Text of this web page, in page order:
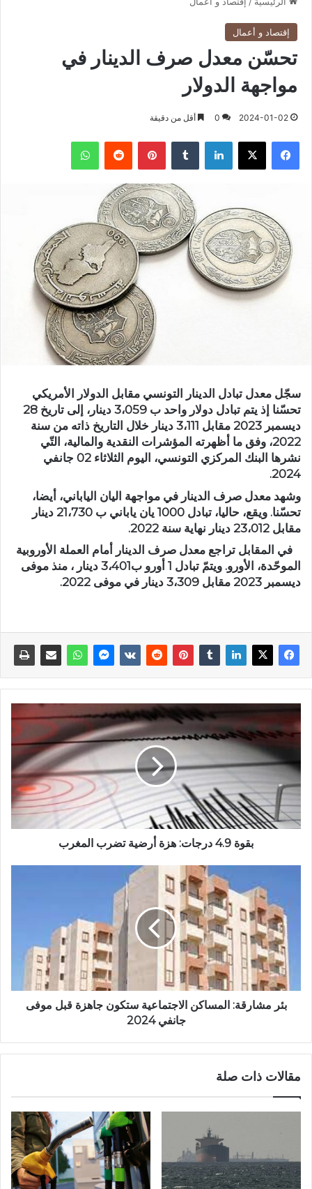
إقتصاد و أعمال
تحسّن معدل صرف الدينار في
مواجهة الدولار
2024-01-02
0 أقل من دقيقة
فيسبوك X لينكدإن بينتيريست واتساب
سجّل معدل تبادل الدينار التونسي مقابل الدولار الأمريكي
تحسّنا إذ يتم تبادل دولار واحد ب 3،059 دينار، إلى تاريخ 28
ديسمبر 2023 مقابل 3،111 دينار خلال التاريخ ذاته من سنة
2022، وفق ما أظهرته المؤشرات النقدية والمالية، التّي
نشرها البنك المركزي التونسي، اليوم الثلاثاء 02 جانفي
2024.
وشهد معدل صرف الدينار في مواجهة اليان الياباني، أيضا،
تحسّنا. ويقع، حاليا، تبادل 1000 يان ياباني ب 21،730 دينار
مقابل 23،012 دينار نهاية سنة 2022.
في المقابل تراجع معدل صرف الدينار أمام العملة الأوروبية
الموحّدة، الأورو. ويتمّ تبادل 1 أورو ب3،401 دينار ، منذ موفى
ديسمبر 2023 مقابل 3،309 دينار في موفى 2022.
بقوة 4.9 درجات: هزة أرضية تضرب المغرب
بئر مشارقة: المساكن الاجتماعية ستكون جاهزة قبل موفى
جانفي 2024
مقالات ذات صلة